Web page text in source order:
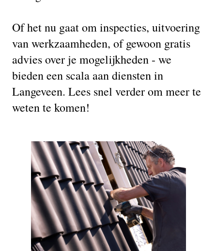
Of het nu gaat om inspecties, uitvoering
van werkzaamheden, of gewoon gratis
advies over je mogelijkheden - we
bieden een scala aan diensten in
Langeveen. Lees snel verder om meer te
weten te komen!